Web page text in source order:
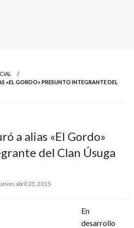
«EL GORDO» PRESUNTO INTEGRANTE DEL
a alias «El Gordo»
del Clan Úsuga
abril 23, 2015
En
desarrollo